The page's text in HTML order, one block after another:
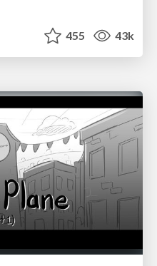
455 43k